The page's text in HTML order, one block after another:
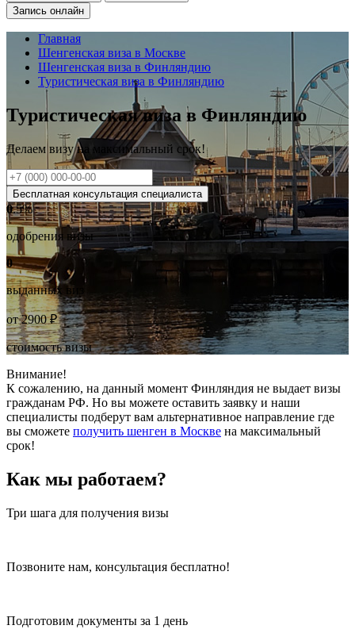
Запись онлайн
Главная
Шенгенская виза в Москве
Шенгенская виза в Финляндию
Туристическая виза в Финляндию
Туристическая виза в Финляндию
Делаем визу на максимальный срок!
Бесплатная консультация специалиста
0.5%
одобрения визы
0
выданных виз
от2900₽
стоимость визы
Внимание!
К сожалению, на данный момент Финляндия не выдает визы
гражданам РФ. Но вы можете оставить заявку и наши
специалисты подберут вам альтернативное направление где
вы сможете получить шенген в Москве на максимальный
срок!
Как мы работаем?
Три шага для получения визы
Позвоните нам, консультация бесплатно!
Подготовим документы за 1 день